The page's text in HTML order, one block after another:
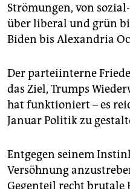
Strömungen, von
über liberal und grün
Biden bis Alexandria
Der parteiinterne
das Ziel, Trumps
hat funktioniert – es
Januar Politik zu
Entgegen seinem
Versöhnung
Gegenteil recht brutale